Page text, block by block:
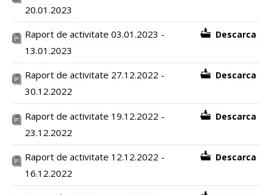
20.01.2023
Raport de activitate 03.01.2023 -
13.01.2023
Descarca
Raport de activitate 27.12.2022 -
30.12.2022
Descarca
Raport de activitate 19.12.2022 -
23.12.2022
Descarca
Raport de activitate 12.12.2022 -
16.12.2022
Descarca